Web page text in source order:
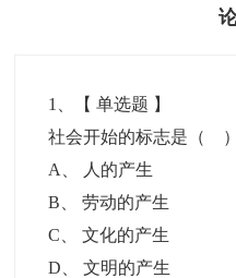
1 、【单选题 】
社会开始的标志是（ ）
A
人的产生
B 、劳动的产生
C 、文化的产生
D 、文明的产生